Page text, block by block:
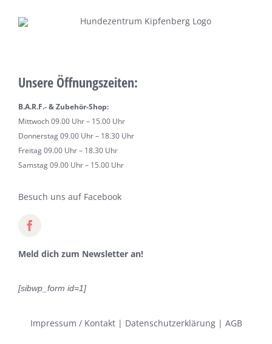
Unsere Öffnungszeiten:
B.A.R.F.- & Zubehör-Shop:
Mittwoch 09.00 Uhr – 15.00 Uhr
Donnerstag 09.00 Uhr – 18.30 Uhr
Freitag 09.00 Uhr – 18.30 Uhr
Samstag 09.00 Uhr – 15.00 Uhr
Besuch uns auf Facebook
Meld dich zum Newsletter an!
[sibwp_form id=1]
Impressum / Kontakt| Datenschutzerklärung| AGB